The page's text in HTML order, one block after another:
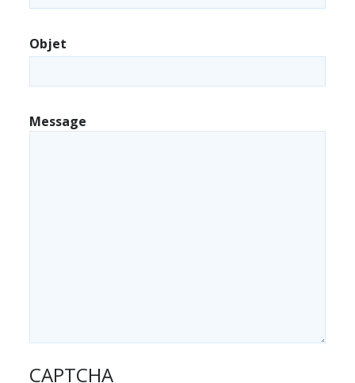
Objet
Message
CAPTCHA